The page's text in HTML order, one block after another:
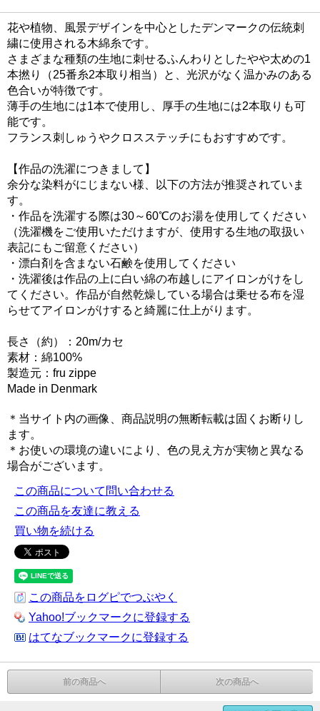
花や植物、風景デザインを中心としたデンマークの伝統刺
繍に使用される木綿糸です。
さまざまな種類の生地に刺せるふんわりとしたやや太めの1
本撚り（25番糸2本取り相当）と、光沢がなく温かみのある
色合いが特徴です。
薄手の生地には1本で使用し、厚手の生地には2本取りも可
能です。
フランス刺しゅうやクロスステッチにもおすすめです。
【作品の洗濯につきまして】
余分な染料がにじまない様、以下の方法が推奨されていま
す。
・作品を洗濯する際は30～60℃のお湯を使用してください
（洗濯機をご使用いただけますが、使用する生地の取扱い
表記にもご留意ください）
・漂白剤を含まない石鹸を使用してください
・洗濯後は作品の上に白い綿の布越しにアイロンがけをし
てください。作品が自然乾燥している場合は乗せる布を湿
らせてアイロンがけすると綺麗に仕上がります。
長さ（約）：20m/カセ
素材：綿100%
製造元：fru zippe
Made in Denmark
＊当サイト内の画像、商品説明の無断転載は固くお断りし
ます。
＊お使いの環境の違いにより、色の見え方が実物と異なる
場合がございます。
この商品について問い合わせる
この商品を友達に教える
買い物を続ける
この商品をログピでつぶやく
Yahoo!ブックマークに登録する
はてなブックマークに登録する
前の商品へ 次の商品へ